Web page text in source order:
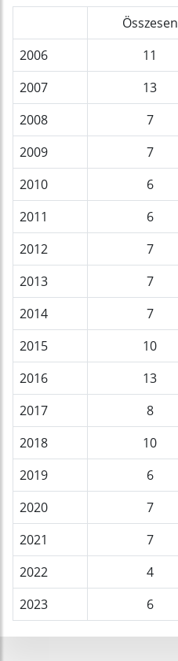
Összesen
2006
11
2007
13
2008
7
2009
7
2010
6
2011
6
2012
7
2013
7
2014
7
2015
10
2016
13
2017
8
2018
10
2019
6
2020
7
2021
7
2022
4
2023
6